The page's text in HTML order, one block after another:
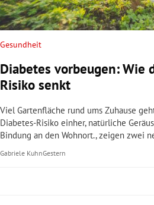
Untermenü
Untermenü
Untermenü
Untermenü
Untermenü
Gesundheit
Diabetes vorbeugen: Wie
Risiko senkt
Viel Gartenfläche rund ums Zuhause
Diabetes-Risiko einher, natürliche
Bindung an den Wohnort., zeigen zwei
Gabriele KuhnGestern